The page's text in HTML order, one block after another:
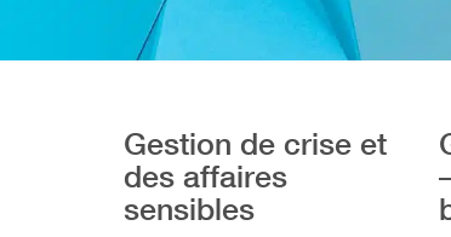
Gestion de crise et
des affaires
sensibles